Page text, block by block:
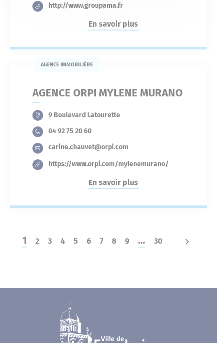
http://www.groupama.fr
En savoir plus
AGENCE IMMOBILIÈRE
AGENCE ORPI MYLENE MURANO
9 Boulevard Latourette
04 92 75 20 60
carine.chauvet@orpi.com
https://www.orpi.com/mylenemurano/
En savoir plus
1 2 3 4 5 6 7 8 9 … 30